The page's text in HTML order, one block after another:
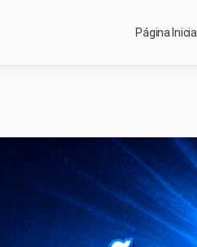
Página Inicial